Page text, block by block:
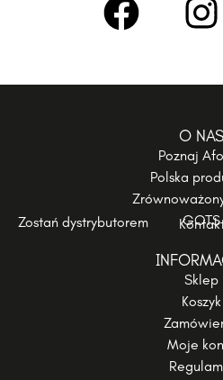
O NAS
Poznaj
Polska
GOTS
Zostań dystrybutorem
Sklep
Koszyk
Moje